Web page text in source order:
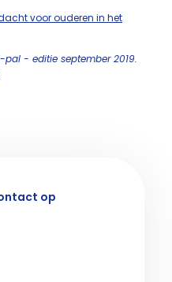
voor ouderen in het
- editie september 2019.
op